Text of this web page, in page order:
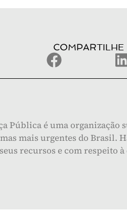
COMPARTILHE
Pública é uma
mais urgentes do Brasil.
recursos e com respeito